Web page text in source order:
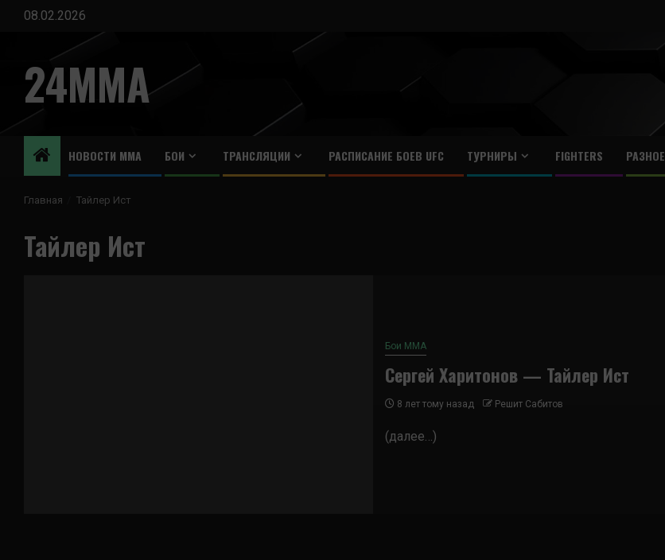
Перейти
содержимому
08.02.2026
24MMA
НОВОСТИ ММА БОИ ТРАНСЛЯЦИИ РАСПИСАНИЕ БОЕВ UFC ТУРНИРЫ FIGHTERS РАЗНОЕ
Главная Тайлер Ист
Тайлер Ист
Бои ММА
Сергей Харитонов — Тайлер Ист
8 лет тому назад Решит Сабитов
(далее…)